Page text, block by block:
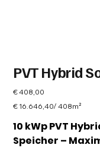
PVT Hybrid
Preis
€ 408,00
€ 16.646,40
pro
Quadratmeter
€ 16.646,40/ 408m²
10 kWp PVT
Speicher –